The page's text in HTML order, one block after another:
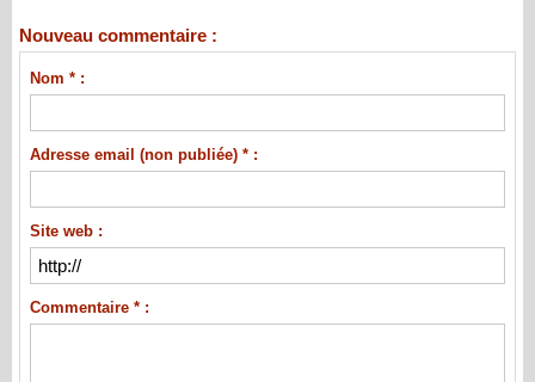
Nouveau commentaire :
Nom * :
Adresse email (non publiée) * :
Site web :
Commentaire * :